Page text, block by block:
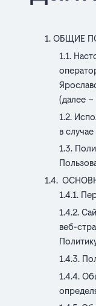
ОБЩИЕ
(далее
в
веб-